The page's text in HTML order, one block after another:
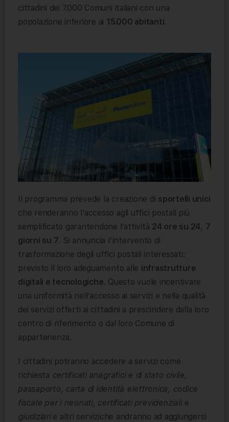
cittadini dei 7.000 Comuni italiani con una
popolazione inferiore ai 15.000 abitanti.
Il programma prevede la creazione di sportelli unici
che renderanno l’accesso agli uffici postali più
semplificato garantendone l’attività 24 ore su 24, 7
giorni su 7. Si annuncia l’intervento di
trasformazione degli uffici postali interessati:
previsto il loro adeguamento alle infrastrutture
digitali e tecnologiche. Questo vuole incentivare
una uniformità nell’accesso ai servizi e nella qualità
dei servizi offerti ai cittadini a prescindere dalla loro
centro di riferimento o dal loro Comune di
appartenenza.
I cittadini potranno accedere a servizi come
richiesta certificati anagrafici e di stato civile,
passaporto, carta di identità elettronica, codice
fiscale per i neonati, certificati previdenziali e
giudiziarie altri serviziche andranno ad aggiungersi